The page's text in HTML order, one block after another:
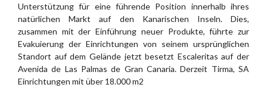
Unterstützung für eine führende Position innerhalb ihres
natürlichen Markt auf den Kanarischen Inseln. Dies,
zusammen mit der Einführung neuer Produkte, führte zur
Evakuierung der Einrichtungen von seinem ursprünglichen
Standort auf dem Gelände jetzt besetzt Escaleritas auf der
Avenida de Las Palmas de Gran Canaria. Derzeit Tirma, SA
Einrichtungen mit über 18.000 m2